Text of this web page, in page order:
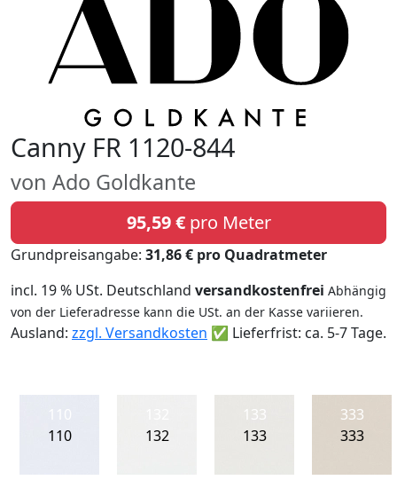
Canny FR 1120-844
von Ado Goldkante
95,59 €pro Meter
Grundpreisangabe: 31,86 € pro Quadratmeter
incl. 19 % USt. Deutschland versandkostenfrei Abhängig
von der Lieferadresse kann die USt. an der Kasse variieren.
Ausland: zzgl. Versandkosten ✅ Lieferfrist: ca. 5-7 Tage.
110
110
132
133
133
333
333